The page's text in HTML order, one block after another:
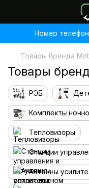
Номер
Товары бренда
Товары
РЭБ
Тепловизоры
Станции
Антенны